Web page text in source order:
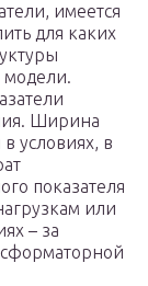
имеется
для каких
Ширина
условиях, в
показателя
или
– за